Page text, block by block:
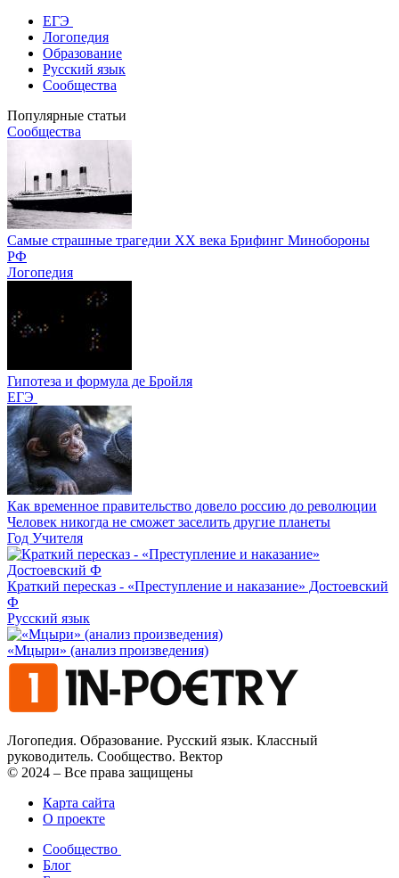
ЕГЭ
Логопедия
Образование
Русский язык
Сообщества
Популярные статьи
Сообщества
Самые страшные трагедии XX века Брифинг Минобороны
РФ
Логопедия
Гипотеза и формула де Бройля
ЕГЭ
Как временное правительство довело россию до революции
Человек никогда не сможет заселить другие планеты
Год Учителя
Краткий пересказ - «Преступление и наказание» Достоевский
Ф
Русский язык
«Мцыри» (анализ произведения)
Логопедия. Образование. Русский язык. Классный
руководитель. Сообщество. Вектор
© 2024 – Все права защищены
Карта сайта
О проекте
Сообщество
Блог